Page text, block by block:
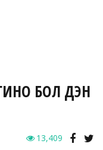
БОЛ ҮҮДЭН
13,409